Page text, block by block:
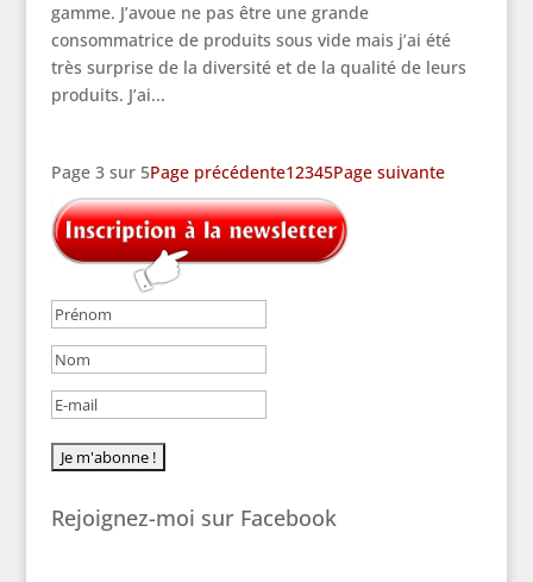
gamme. J’avoue ne pas être une grande
consommatrice de produits sous vide mais j’ai été
très surprise de la diversité et de la qualité de leurs
produits. J’ai...
Page 3 sur 5Page précédente12345Page suivante
Rejoignez-moi sur Facebook